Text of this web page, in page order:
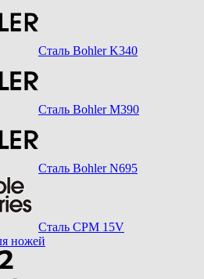
Сталь Bohler K340
Сталь Bohler M390
Сталь Bohler N695
Сталь CPM 15V
ножей